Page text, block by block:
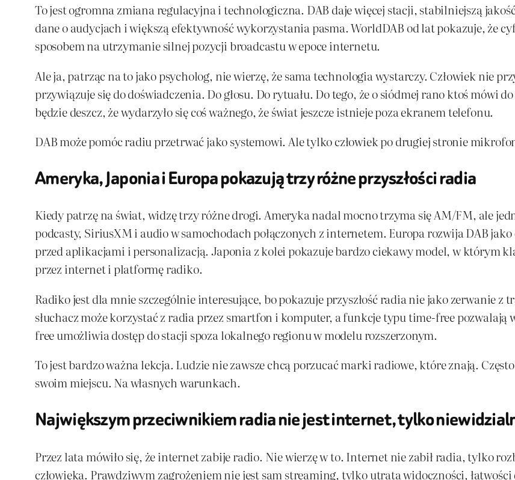
To jest ogromna zmiana regulacyjna i technologiczna. DAB daje więcej stacji, stabilniejszą
dane o audycjach i większą efektywność wykorzystania pasma. WorldDAB od lat pokazuje, że
sposobem na utrzymanie silnej pozycji broadcastu w epoce internetu.
Ale ja, patrząc na to jako psycholog, nie wierzę, że sama technologia wystarczy. Człowiek nie
przywiązuje się do doświadczenia. Do głosu. Do rytuału. Do tego, że o siódmej rano ktoś mówi
będzie deszcz, że wydarzyło się coś ważnego, że świat jeszcze istnieje poza ekranem telefonu.
DAB może pomóc radiu przetrwać jako systemowi. Ale tylko człowiek po drugiej stronie
Ameryka, Japonia i Europa pokazują trzy różne przyszłości radia
Kiedy patrzę na świat, widzę trzy różne drogi. Ameryka nadal mocno trzyma się AM/FM, ale
podcasty, SiriusXM i audio w samochodach połączonych z internetem. Europa rozwija DAB
przed aplikacjami i personalizacją. Japonia z kolei pokazuje bardzo ciekawy model, w którym
przez internet i platformę radiko.
Radiko jest dla mnie szczególnie interesujące, bo pokazuje przyszłość radia nie jako zerwanie z
słuchacz może korzystać z radia przez smartfon i komputer, a funkcje typu time-free
free umożliwia dostęp do stacji spoza lokalnego regionu w modelu rozszerzonym.
To jest bardzo ważna lekcja. Ludzie nie zawsze chcą porzucać marki radiowe, które znają.
swoim miejscu. Na własnych warunkach.
Największym przeciwnikiem radia nie jest internet, tylko
Przez lata mówiło się, że internet zabije radio. Nie wierzę w to. Internet nie zabił radia, tylko
człowieka. Prawdziwym zagrożeniem nie jest sam streaming, tylko utrata widoczności,